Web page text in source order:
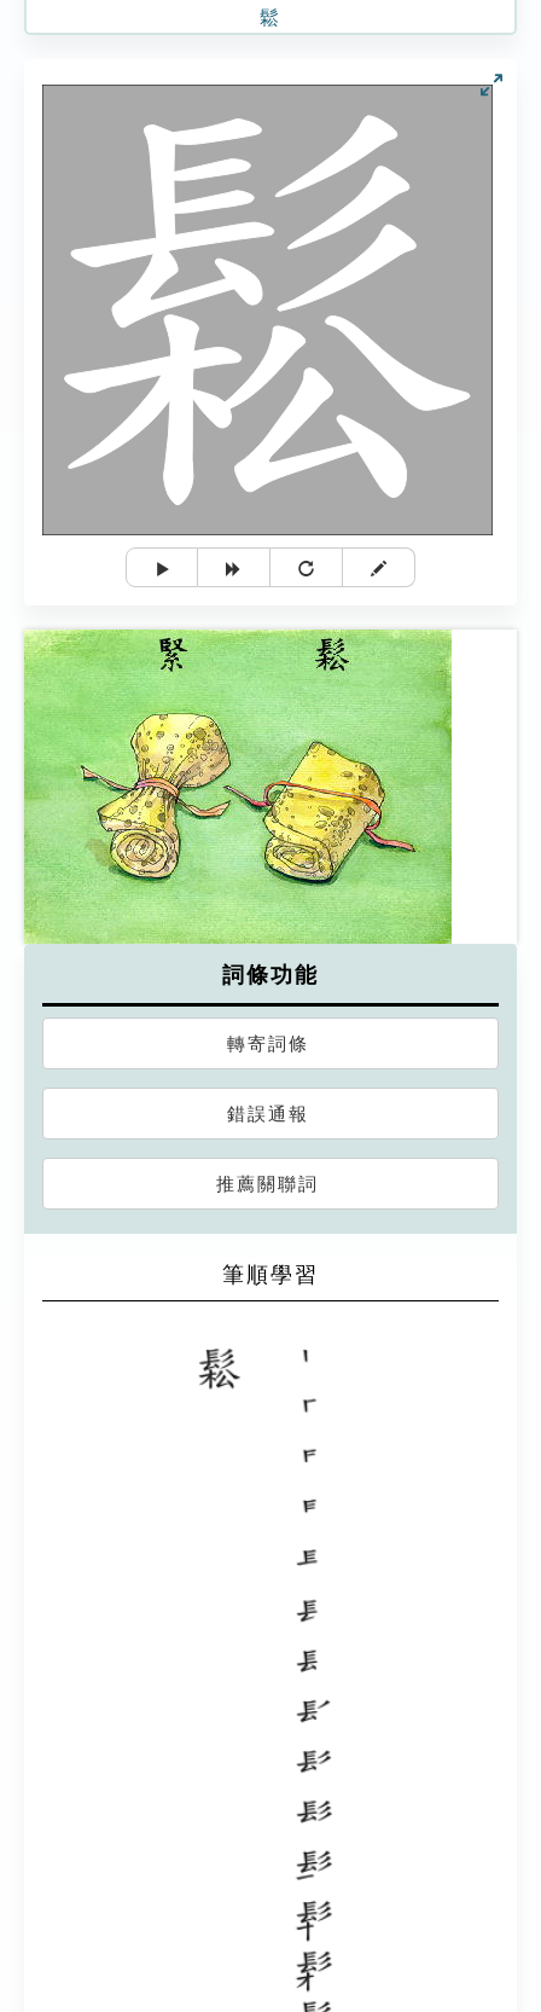
鬆
詞條功能
轉寄詞條
錯誤通報
推薦關聯詞
筆順學習